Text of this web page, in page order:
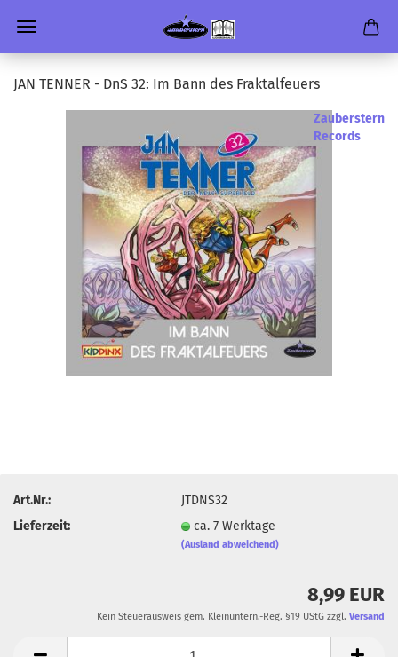
JAN TEN­NER - DnS 32: Im Bann des Frak­tal­feu­ers
Zauberstern
Records
Art.Nr.:
JTDNS32
Lieferzeit:
ca. 7 Werktage
(Ausland abweichend)
8,99 EUR
Kein Steuerausweis gem. Kleinuntern.-Reg. §19 UStG zzgl. Versand